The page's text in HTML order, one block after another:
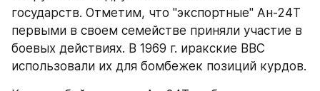
государств. Отметим, что "экспортные" Ан-24Т
первыми в своем семействе приняли участие в
боевых действиях. В 1969 г. иракские ВВС
использовали их для бомбежек позиций курдов.